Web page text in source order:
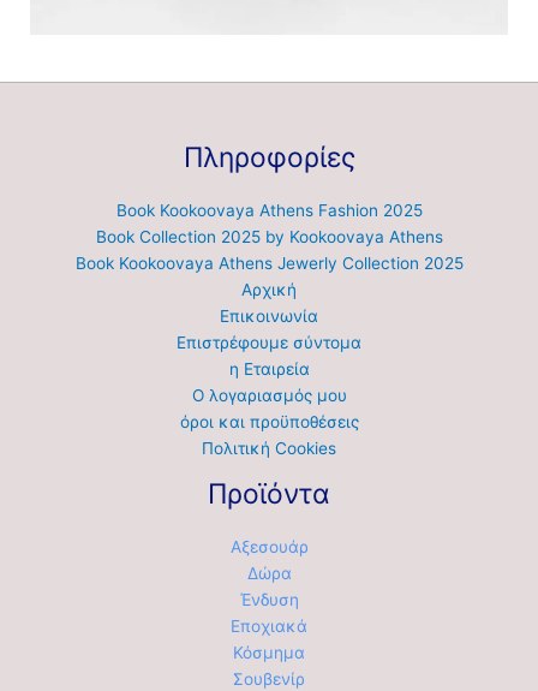
Πληροφορίες
Book Kookoovaya Athens Fashion 2025
Book Collection 2025 by Kookoovaya Athens
Book Kookoovaya Athens Jewerly Collection 2025
Αρχική
Επικοινωνία
Επιστρέφουμε σύντομα
η Εταιρεία
Ο λογαριασμός μου
όροι και προϋποθέσεις
Πολιτική Cookies
Προϊόντα
Αξεσουάρ
Δώρα
Ένδυση
Εποχιακά
Κόσμημα
Σουβενίρ